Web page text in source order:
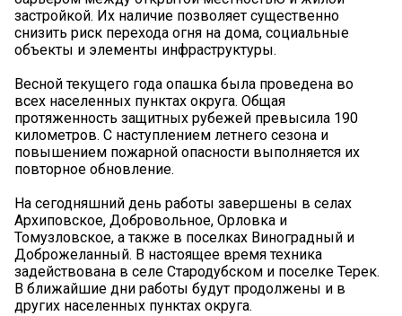
застройкой. Их наличие позволяет существенно
снизить риск перехода огня на дома, социальные
объекты и элементы инфраструктуры.
Весной текущего года опашка была проведена во
всех населенных пунктах округа. Общая
протяженность защитных рубежей превысила 190
километров. С наступлением летнего сезона и
повышением пожарной опасности выполняется их
повторное обновление.
На сегодняшний день работы завершены в селах
Архиповское, Добровольное, Орловка и
Томузловское, а также в поселках Виноградный и
Доброжеланный. В настоящее время техника
задействована в селе Стародубском и поселке Терек.
В ближайшие дни работы будут продолжены и в
других населенных пунктах округа.